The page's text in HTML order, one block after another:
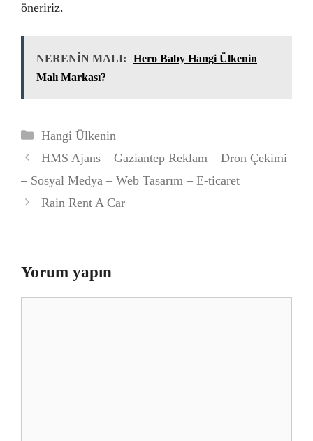
öneririz.
NERENİN MALI:
Hero Baby Hangi Ülkenin
Malı Markası?
Kategoriler
Hangi Ülkenin
HMS Ajans – Gaziantep Reklam – Dron Çekimi
– Sosyal Medya – Web Tasarım – E-ticaret
Rain Rent A Car
Yorum yapın